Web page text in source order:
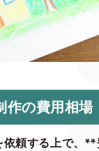
作の費用相場
依頼する上で、